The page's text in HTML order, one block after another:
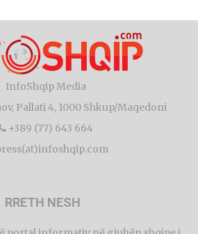
InfoShqip Media
Pallati 4, 1000 Shkup/Maqedoni
+389 (77) 643 664
RRETH NESH